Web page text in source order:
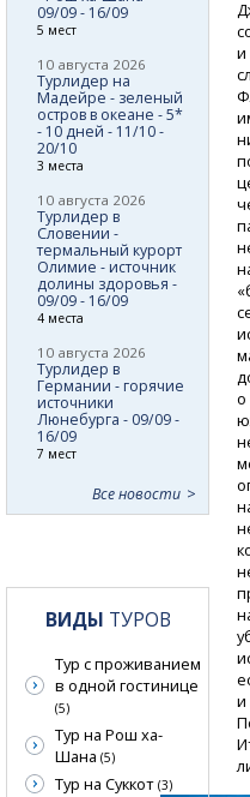
и
о
и
09/09 - 16/09
5 мест
10 августа 2026
Турлидер на
Мадейре - зеленый
остров в океане - 5*
- 10 дней - 11/10 -
20/10
3 места
10 августа 2026
Турлидер в
Словении -
термальный курорт
Олимие - источник
долины здоровья -
09/09 - 16/09
4 места
10 августа 2026
Турлидер в
Германии - горячие
источники
Люнебурга - 09/09 -
16/09
7 мест
Все новости
ВИДЫ ТУРОВ
Тур с проживанием
в одной гостинице
(5)
Тур на Рош ха-
Шана (5)
Тур на Суккот (3)